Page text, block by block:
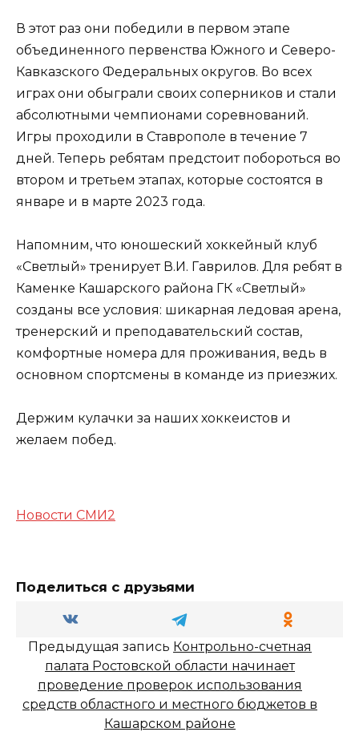
В этот раз они победили в первом этапе
объединенного первенства Южного и Северо-
Кавказского Федеральных округов. Во всех
играх они обыграли своих соперников и стали
абсолютными чемпионами соревнований.
Игры проходили в Ставрополе в течение 7
дней. Теперь ребятам предстоит побороться во
втором и третьем этапах, которые состоятся в
январе и в марте 2023 года.
Напомним, что юношеский хоккейный клуб
«Светлый» тренирует В.И. Гаврилов. Для ребят в
Каменке Кашарского района ГК «Светлый»
созданы все условия: шикарная ледовая арена,
тренерский и преподавательский состав,
комфортные номера для проживания, ведь в
основном спортсмены в команде из приезжих.
Держим кулачки за наших хоккеистов и
желаем побед.
Новости СМИ2
Поделиться с друзьями
Предыдущая запись Контрольно-счетная
палата Ростовской области начинает
проведение проверок использования
средств областного и местного бюджетов в
Кашарском районе